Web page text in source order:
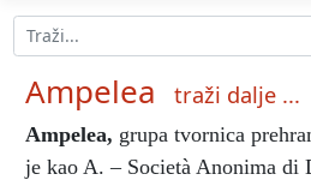
Ampelea traži dalje ...
Ampelea, grupa tvornica
je kao A. – Società Anonima di